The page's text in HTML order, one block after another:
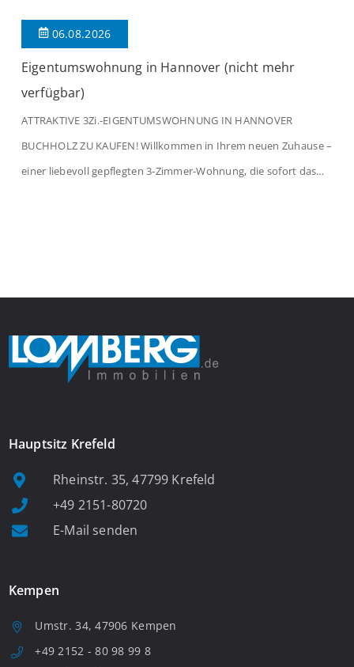
06.08.2026
Eigentumswohnung in Hannover (nicht mehr
verfügbar)
ATTRAKTIVE 3Zi.-EIGENTUMSWOHNUNG IN HANNOVER
BUCHHOLZ ZU KAUFEN! Willkommen in Ihrem neuen Zuhause –
einer liebevoll gepflegten 3-Zimmer-Wohnung, die sofort das
Hauptsitz Krefeld
Rheinstr. 35, 47799 Krefeld
+49 2151-80720
E-Mail senden
Kempen
Umstr. 34, 47906 Kempen
+49 2152 - 80 98 99 8